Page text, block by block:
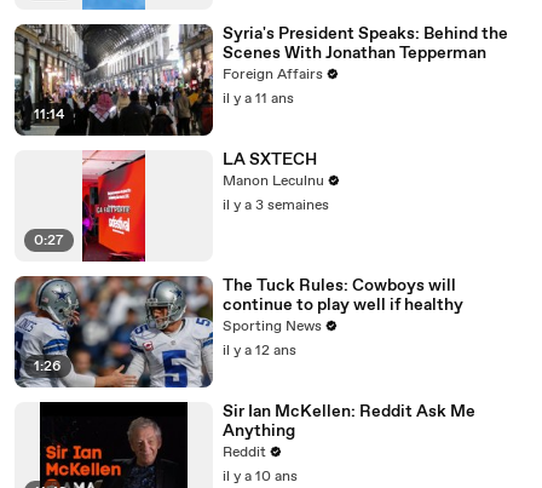
11:14
Syria's President Speaks: Behind the
Scenes With Jonathan Tepperman
Foreign Affairs
il y a 11 ans
0:27
LA SXTECH
Manon Leculnu
il y a 3 semaines
1:26
The Tuck Rules: Cowboys will
continue to play well if healthy
Sporting News
il y a 12 ans
Sir Ian McKellen: Reddit Ask Me
Anything
Reddit
il y a 10 ans